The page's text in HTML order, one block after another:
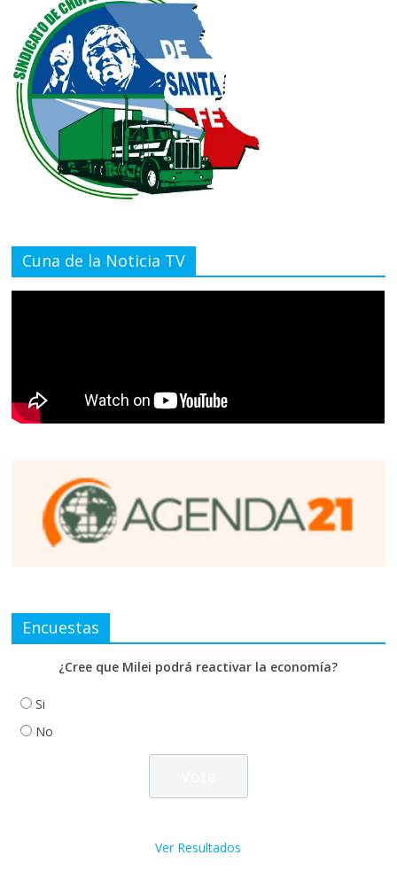
Cuna de la Noticia TV
Encuestas
¿Cree que Milei podrá reactivar la economía?
Si
No
Ver Resultados